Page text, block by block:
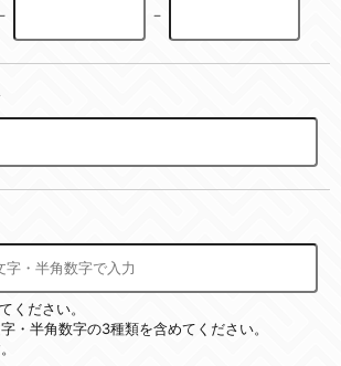
－
ください。
・半角数字の3種類を含めてください。